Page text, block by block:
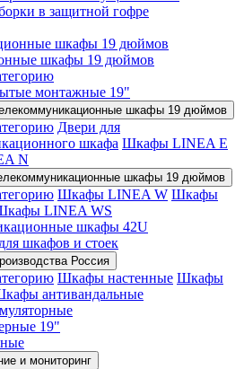
в защитной гофре
шкафы 19 дюймов
монтажные 19"
шкафы 19 дюймов
Двери для
шкафа Шкафы LINEA E
N
шкафы 19 дюймов
Шкафы LINEA W Шкафы
LINEA WS
шкафы 42U
шкафов и стоек
Россия
Шкафы настенные Шкафы
антивандальные
19"
и мониторинг